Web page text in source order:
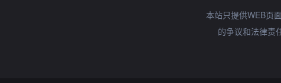
本站只提供WEB页
的争议和法律责